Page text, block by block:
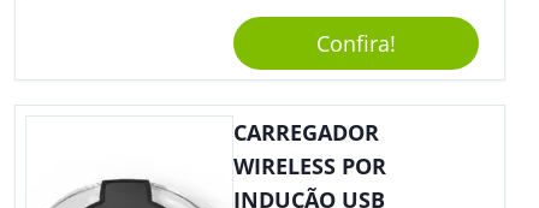
Na Bolsa Ou Na Mochila.
Compatível Com Diversos
Aparelhos, O Brinde É Super
Eficiente E Ágil, Ideal Para
Quem Busca Praticidade No
Dia A Dia. Personalize-O Com
Sua Marca E Tenha Ainda
Mais Destaque Em Eventos E
Confira!
CARREGADOR
WIRELESS POR
INDUÇÃO USB